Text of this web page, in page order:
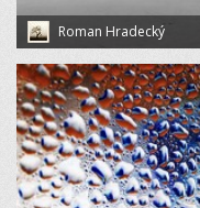
Roman Hradecký